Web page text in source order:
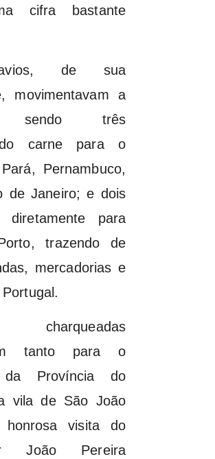
cifra bastante
de sua
movimentavam a
sendo três
carne para o
Pernambuco,
de Janeiro; e dois
diretamente para
trazendo de
mercadorias e
tanto para o
da Província do
vila de São João
honrosa visita do
João Pereira